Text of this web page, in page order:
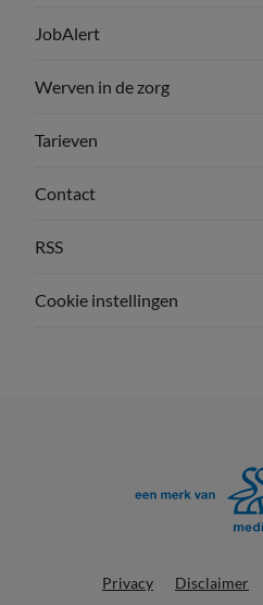
JobAlert
Werven in de zorg
Tarieven
Contact
RSS
Cookie instellingen
Privacy Disclaimer